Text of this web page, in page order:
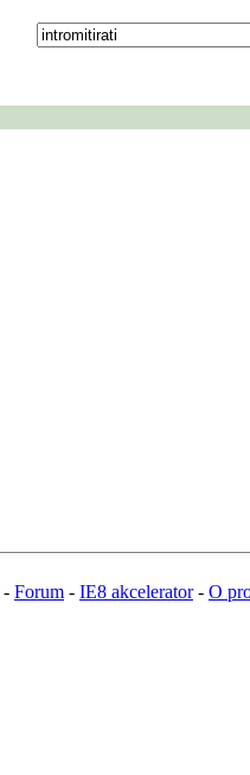
- Forum - IE8 akcelerator- O